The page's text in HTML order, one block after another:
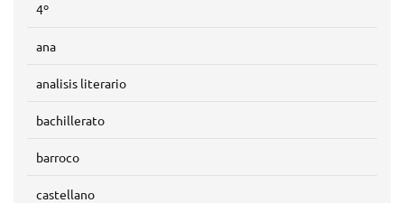
4º
ana
analisis literario
bachillerato
barroco
castellano